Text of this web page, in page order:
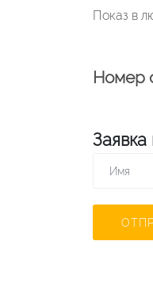
Показ в
Номер